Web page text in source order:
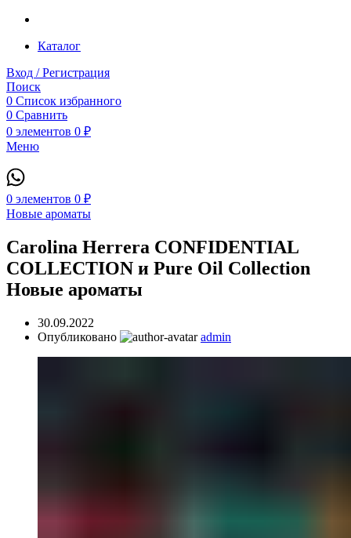
Каталог
Вход / Регистрация
Поиск
0 Список избранного
0 Сравнить
0 элементов 0 ₽
Меню
0 элементов 0 ₽
Новые ароматы
Carolina Herrera CONFIDENTIAL
COLLECTION и Pure Oil Collection
Новые ароматы
30.09.2022
Опубликовано
admin